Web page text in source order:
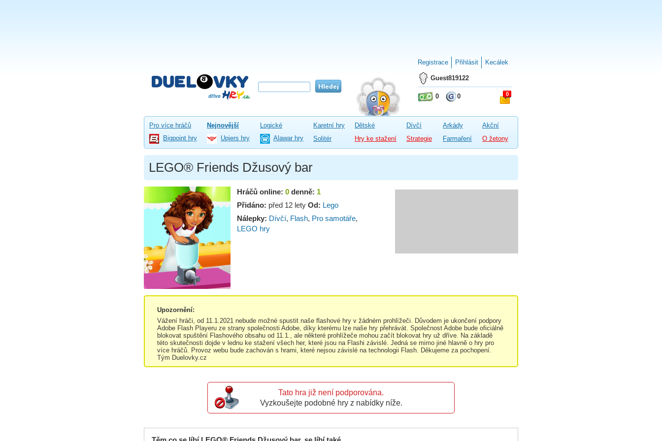
Registrace Přihlásit Kecálek
Guest819122
0 0 0
Pro více hráčů Nejnovější Logické Karetní hry Dětské Dívčí Arkády
Akční
Bigpoint hry
Upjers hry Alawar hry Solitér Hry ke stažení Strategie Farmaření O žetony
LEGO® Friends Džusový bar
Hráčů online: 0 denně: 1
Přidáno: před 12 lety Od: Lego
Nálepky: Dívčí, Flash, Pro samotáře,
LEGO hry
Upozornění:
Vážení hráči, od 11.1.2021 nebude možné spustit naše flashové hry v žádném prohlížeči. Důvodem je ukončení podpory
Adobe Flash Playeru ze strany společnosti Adobe, díky kterému lze naše hry přehrávát. Společnost Adobe bude oficiálně
blokovat spuštění Flashového obsahu od 11.1., ale některé prohlížeče mohou začít blokovat hry už dříve. Na základě
této skutečnosti dojde v lednu ke stažení všech her, které jsou na Flashi závislé. Jedná se mimo jiné hlavně o hry pro
více hráčů. Provoz webu bude zachován s hrami, které nejsou závislé na technologii Flash. Děkujeme za pochopení.
Tým Duelovky.cz
Tato hra již není podporována.
Vyzkoušejte podobné hry z nabídky níže.